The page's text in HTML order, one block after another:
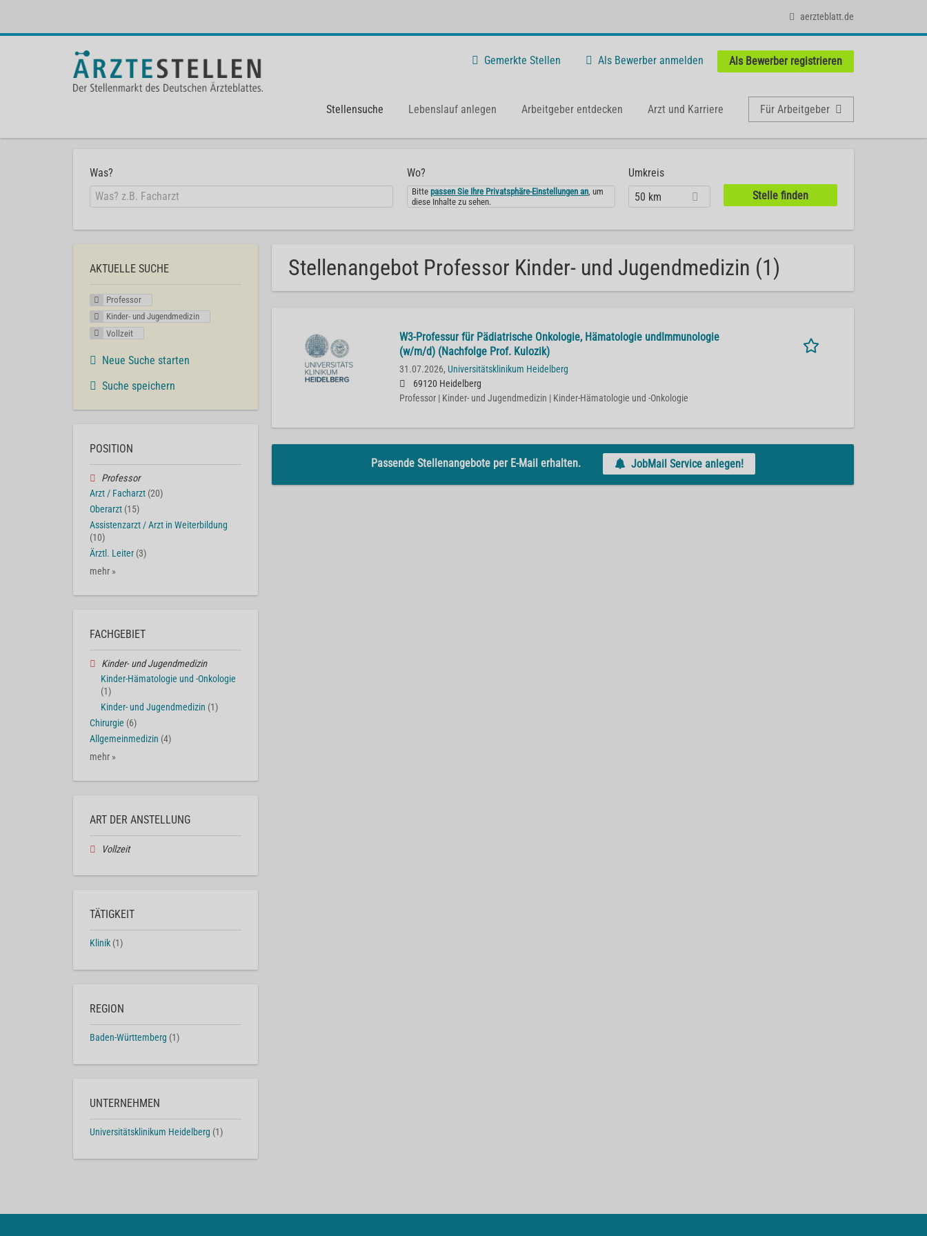
aerzteblatt.de
Gemerkte Stellen Als Bewerber anmelden Als Bewerber registrieren
Stellensuche Lebenslauf anlegen Arbeitgeber entdecken Arzt und Karriere Für Arbeitgeber
Was? Wo?
Bittepassen Sie Ihre Privatsphäre-Einstellungen an, um
diese Inhalte zu sehen.
Umkreis
50 km
Stellenangebot Professor Kinder- und Jugendmedizin (1)
W3-Professur für Pädiatrische Onkologie, Hämatologie undImmunologie
(w/m/d) (Nachfolge Prof. Kulozik)
31.07.2026, Universitätsklinikum Heidelberg
69120 Heidelberg
Professor | Kinder- und Jugendmedizin | Kinder-Hämatologie und -Onkologie
Passende Stellenangebote per E-Mail erhalten. JobMail Service anlegen!
AKTUELLE SUCHE
Professor
Kinder- und Jugendmedizin
Vollzeit
Neue Suche starten
Suche speichern
POSITION
Professor
Arzt / Facharzt (20)
Oberarzt (15)
Assistenzarzt / Arzt in Weiterbildung
(10)
Ärztl. Leiter (3)
mehr »
FACHGEBIET
Kinder- und Jugendmedizin
Kinder-Hämatologie und -Onkologie
(1)
Kinder- und Jugendmedizin (1)
Chirurgie (6)
Allgemeinmedizin (4)
mehr »
ART DER ANSTELLUNG
Vollzeit
TÄTIGKEIT
Klinik (1)
REGION
Baden-Württemberg (1)
UNTERNEHMEN
Universitätsklinikum Heidelberg (1)